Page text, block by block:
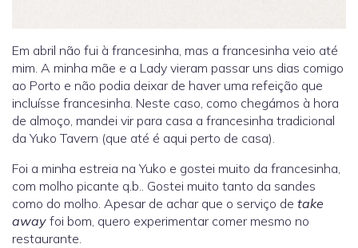
Em abril não fui à francesinha, mas a francesinha veio até
mim. A minha mãe e a Lady vieram passar uns dias comigo
ao Porto e não podia deixar de haver uma refeição que
incluísse francesinha. Neste caso, como chegámos à hora
de almoço, mandei vir para casa a francesinha tradicional
da Yuko Tavern (que até é aqui perto de casa).
Foi a minha estreia na Yuko e gostei muito da francesinha,
com molho picante q.b.. Gostei muito tanto da sandes
como do molho. Apesar de achar que o serviço de take
away foi bom, quero experimentar comer mesmo no
restaurante.